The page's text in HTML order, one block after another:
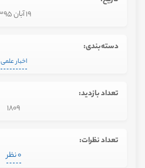
19 آبان 1395
دسته‌بندی:
اخبار علمی
تعداد بازدید:
1809
تعداد نظرات:
0 نظر